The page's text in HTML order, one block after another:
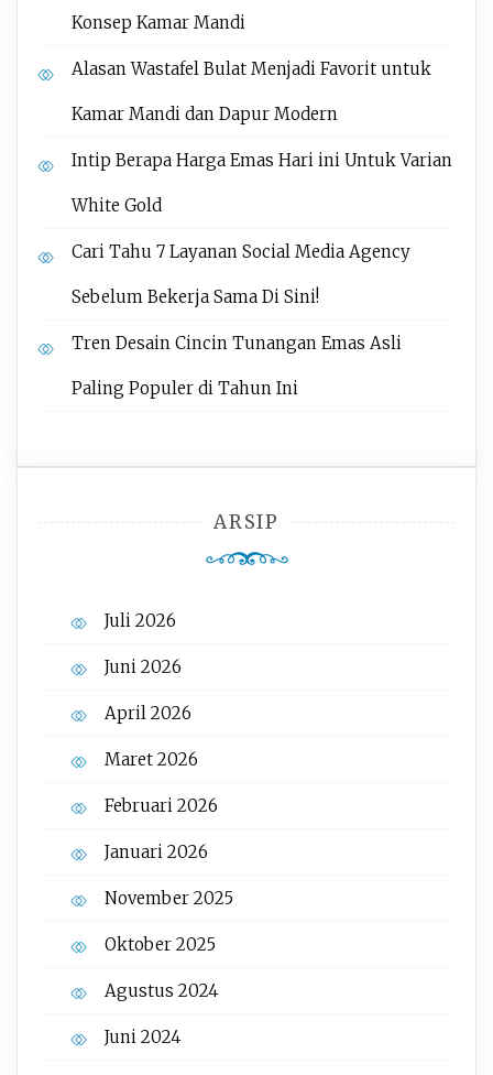
Konsep Kamar Mandi
Alasan Wastafel Bulat Menjadi Favorit untuk
Kamar Mandi dan Dapur Modern
Intip Berapa Harga Emas Hari ini Untuk Varian
White Gold
Cari Tahu 7 Layanan Social Media Agency
Sebelum Bekerja Sama Di Sini!
Tren Desain Cincin Tunangan Emas Asli
Paling Populer di Tahun Ini
ARSIP
Juli 2026
Juni 2026
April 2026
Maret 2026
Februari 2026
Januari 2026
November 2025
Oktober 2025
Agustus 2024
Juni 2024